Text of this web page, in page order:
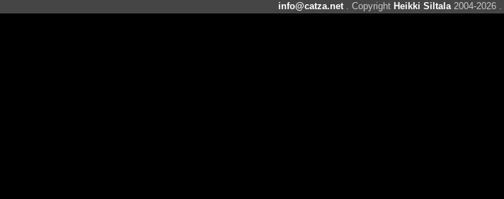
info@catza.net. Copyright Heikki Siltala2004-2026 .